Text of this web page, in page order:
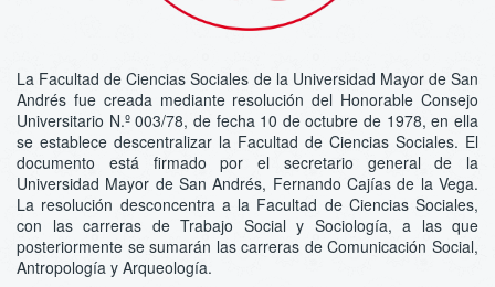
La Facultad de Ciencias Sociales de la Universidad Mayor de San
Andrés fue creada mediante resolución del Honorable Consejo
Universitario N.º 003/78, de fecha 10 de octubre de 1978, en ella
se establece descentralizar la Facultad de Ciencias Sociales. El
documento está firmado por el secretario general de la
Universidad Mayor de San Andrés, Fernando Cajías de la Vega.
La resolución desconcentra a la Facultad de Ciencias Sociales,
con las carreras de Trabajo Social y Sociología, a las que
posteriormente se sumarán las carreras de Comunicación Social,
Antropología y Arqueología.